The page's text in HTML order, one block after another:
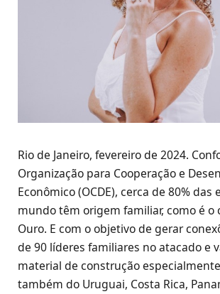
Rio de Janeiro, fevereiro de 2024.
Organização para Cooperação e
Econômico (OCDE), cerca de 80% das
mundo têm origem familiar, como é o
Ouro. E com o objetivo de gerar
de 90 líderes familiares no atacado e
material de construção
também do Uruguai, Costa Rica,